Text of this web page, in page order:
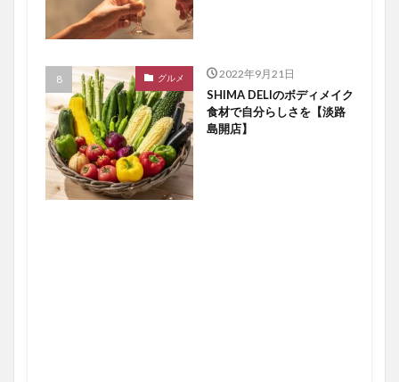
グルメ 2022年9月21日
SHIMA DELIのボディメイク
食材で自分らしさを【淡路
島開店】